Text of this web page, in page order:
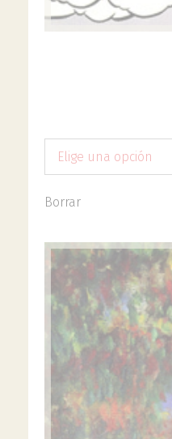
Elige una opción
Borrar